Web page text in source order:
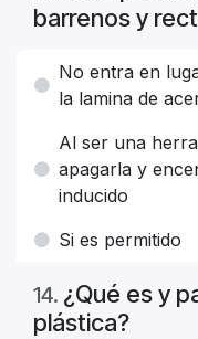
barrenos y
No entra en
la lamina de
Al ser una
apagarla y
inducido
Si es permitido
14. ¿Qué es y
plástica?